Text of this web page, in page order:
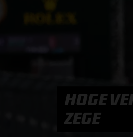
HOGE
ZEGE
COMMENTATOREN
PODCASTS
PODCAST